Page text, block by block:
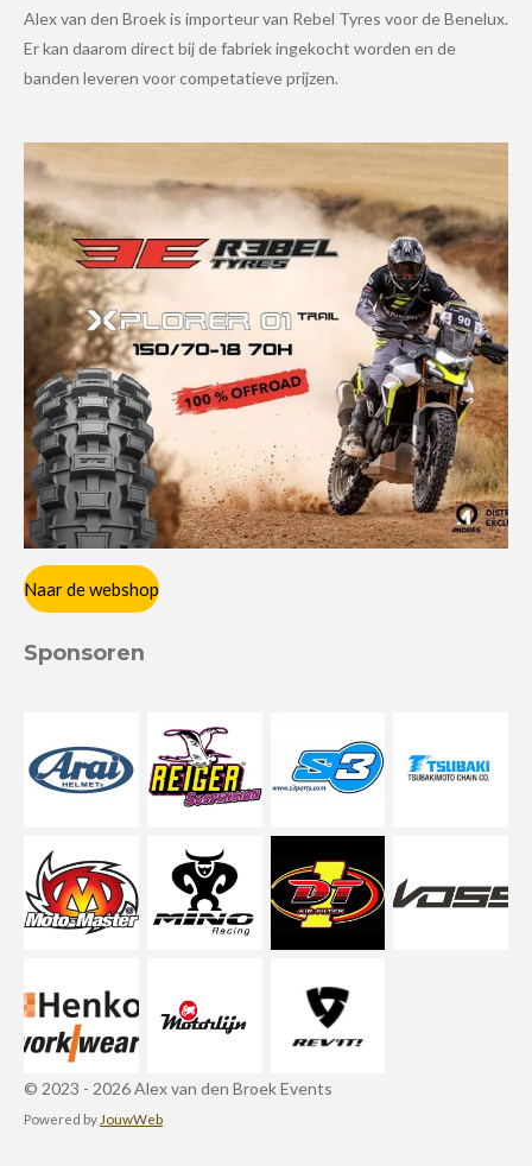
Alex van den Broek is importeur van Rebel Tyres voor de Benelux.
Er kan daarom direct bij de fabriek ingekocht worden en de
banden leveren voor competatieve prijzen.
Naar de webshop
Sponsoren
© 2023 - 2026 Alex van den Broek Events
Powered by JouwWeb